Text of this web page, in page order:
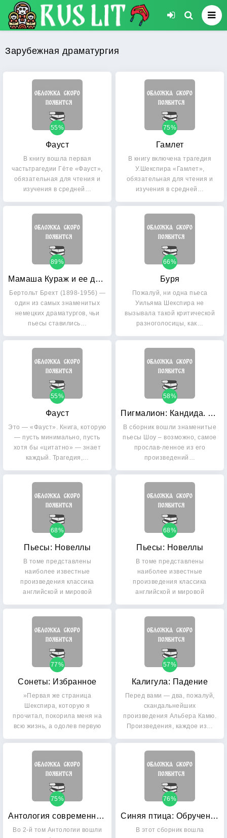
Зарубежная драматургия
Фауст
55%
В книгу вошла первая
частьтрагедии Гёте «Фауст»,
обязательная для чтения и
изучения в средней…
Гамлет
75%
В книгу включена трагедия
У.Шекспира «Гамлет»,
обязательная для чтения и
изучения в средней…
Мамаша Кураж и ее дети
89%
Бертольт Брехт (1898-1956) —
один из самых знаменитых
немецких драматургов, чьи
пьесы ставились…
Буря
66%
Пожалуй, ни одна пьеса
Уильяма Шекспира не
вызывала такой критической
разноголосицы, как…
Фауст
55%
Это — «Фауст». Книга, которую
— пусть минимально, пусть
хотя бы «цитатно» — знает
каждый. Трагедия,…
Пигмалион: Кандида. Смуглая леди сонетов
58%
В сборник вошли знаменитые
пьесы Шоу – возможно, самое
прослав-ленное из его
произведений…
Пьесы: Новеллы
68%
В томе представлены
наиболее известные
произведения классика
английской и мировой
Пьесы: Новеллы
68%
В томе представлены
наиболее известные
произведения классика
английской и мировой
Сонеты: Избранное
77%
»Первая же страница
Шекспира, которую я
прочитал, покорила меня на
всю жизнь, а одолев первую
Калигула: Падение
57%
Перед вами — два, пожалуй,
скандальнейших
произведения Альбера Камю.
Произведения, каждое из…
Антология современной французской драматургии: Том 2
75%
Во 2-й том Антологии вошли
Синяя птица: Обручение
76%
В этот сборник вошла